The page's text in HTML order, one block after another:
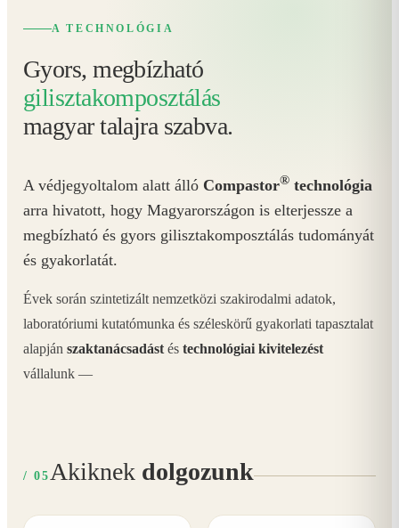
A TECHNOLÓGIA
Gyors, megbízható
gilisztakomposztálás
magyar talajra szabva.
A védjegyoltalom alatt álló Compastor® technológia
arra hivatott, hogy Magyarországon is elterjessze a
megbízható és gyors gilisztakomposztálás tudományát
és gyakorlatát.
Évek során szintetizált nemzetközi szakirodalmi adatok,
laboratóriumi kutatómunka és széleskörű gyakorlati tapasztalat
alapján szaktanácsadást és technológiai kivitelezést
vállalunk —
/ 05 Akiknek dolgozunk